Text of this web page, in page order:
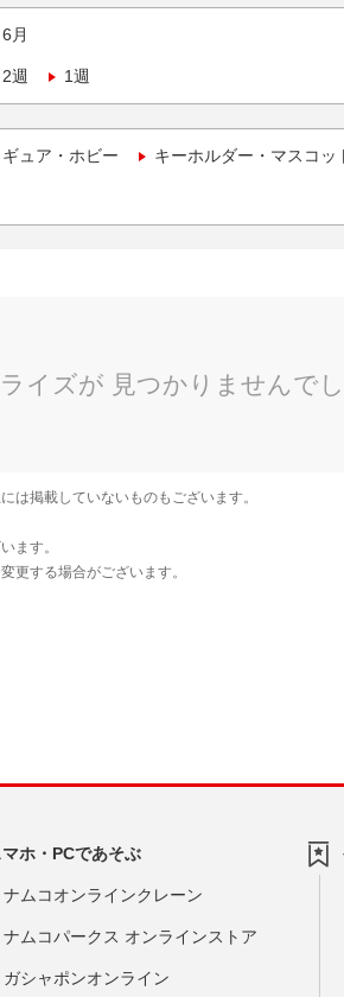
6月
2週 1週
ュア・ホビー キーホルダー・マスコッ
マホ・PCであそぶ
ナムコオンラインクレーン
ナムコパークス オンラインストア
ガシャポンオンライン